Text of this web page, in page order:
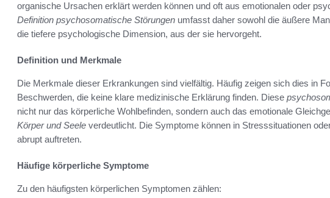
organische Ursachen erklärt werden können und oft aus emotionalen oder
Definition psychosomatische Störungen umfasst daher sowohl die äußere
die tiefere psychologische Dimension, aus der sie hervorgeht.
Definition und Merkmale
Die Merkmale dieser Erkrankungen sind vielfältig. Häufig zeigen sich dies in
Beschwerden, die keine klare medizinische Erklärung finden. Diese
nicht nur das körperliche Wohlbefinden, sondern auch das emotionale
Körper und Seele verdeutlicht. Die Symptome können in Stresssituationen
abrupt auftreten.
Häufige körperliche Symptome
Zu den häufigsten körperlichen Symptomen zählen: